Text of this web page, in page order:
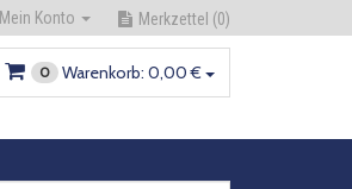
Mein Konto Merkzettel (0)
0 Warenkorb: 0,00 €